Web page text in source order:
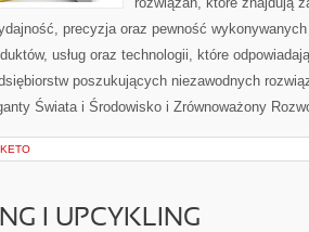
precyzja oraz pewność
usług oraz technologii, które
poszukujących niezawodnych
Świata i Środowisko i Zrównoważony
KETO
I UPCYKLING